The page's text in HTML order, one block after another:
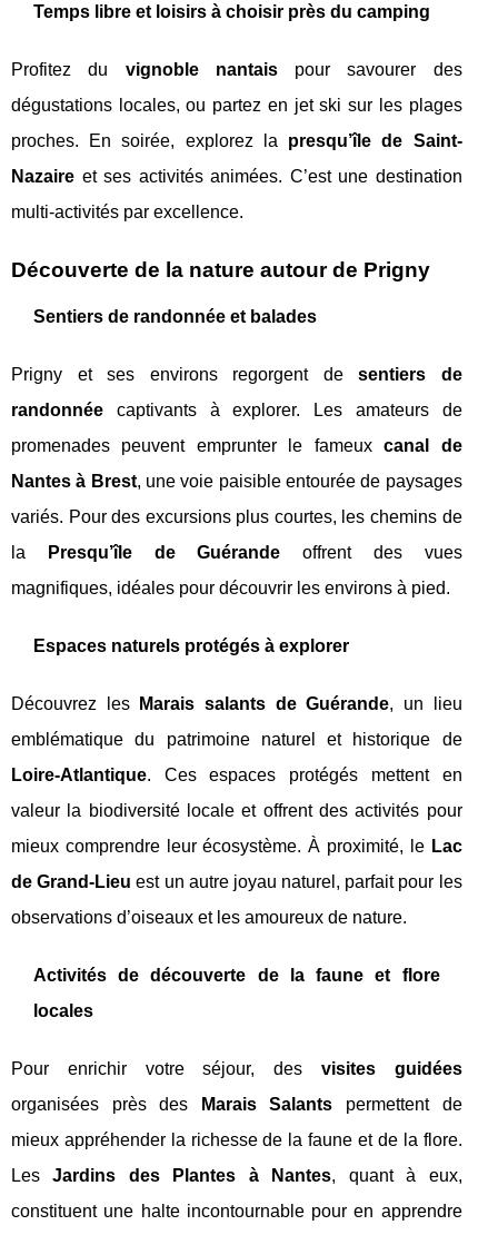
Temps libre et loisirs à choisir près du camping
Profitez du vignoble nantaispour savourer des
dégustations locales, ou partez en jet ski sur les plages
proches. En soirée, explorez la presqu’île de Saint-
Nazaire et ses activités animées. C’est une destination
multi-activités par excellence.
Découverte de la nature autour de Prigny
Sentiers de randonnée et balades
Prigny et ses environs regorgent desentiers de
randonnée captivants à explorer. Les amateurs de
promenades peuvent emprunter le fameuxcanal de
Nantes à Brest, une voie paisible entourée de paysages
variés. Pour des excursions plus courtes, les chemins de
la
Presqu’île de Guérande offrent des vues
magnifiques, idéales pour découvrir les environs à pied.
Espaces naturels protégés à explorer
Découvrez les Marais salants de Guérande, un lieu
emblématique du patrimoine naturel et historique de
Loire-Atlantique. Ces espaces protégés mettent en
valeur la biodiversité locale et offrent des activités pour
mieux comprendre leur écosystème. À proximité, le Lac
de Grand-Lieu est un autre joyau naturel, parfait pour les
observations d’oiseaux et les amoureux de nature.
Activités de découverte de la faune et flore
locales
Pour enrichir votre séjour, des visites guidées
organisées près des
Marais Salants permettent de
mieux appréhender la richesse de la faune et de la flore.
LesJardins des Plantes à Nantes, quant à eux,
constituent une halte incontournable pour en apprendre